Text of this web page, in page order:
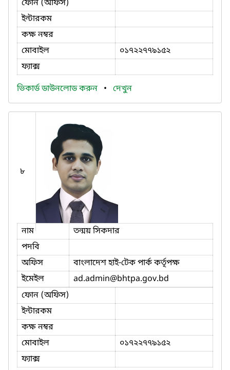
ফোন (অফিস)
ইন্টারকম
কক্ষ নম্বর
মোবাইল
০১৭২২৭৭৯১৫২
ফ্যাক্স
ভিকার্ড ডাউনলোড করুন • দেখুন
৮
নাম
তন্ময় সিকদার
পদবি
অফিস
বাংলাদেশ হাই-টেক পার্ক কর্তৃপক্ষ
ইমেইল
ad.admin@bhtpa.gov.bd
ফোন (অফিস)
ইন্টারকম
কক্ষ নম্বর
মোবাইল
০১৭২২৭৭৯১৫২
ফ্যাক্স